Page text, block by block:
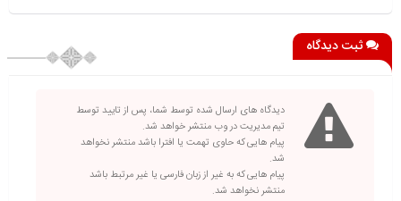
ثبت دیدگاه
دیدگاه های ارسال شده توسط شما، پس از تایید توسط
تیم مدیریت در وب منتشر خواهد شد.
پیام هایی که حاوی تهمت یا افترا باشد منتشر نخواهد
شد.
پیام هایی که به غیر از زبان فارسی یا غیر مرتبط باشد
منتشر نخواهد شد.